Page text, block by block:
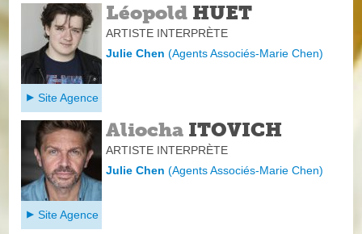
Léopold HUET
ARTISTE INTERPRÈTE
Julie Chen(Agents Associés-Marie Chen)
Site Agence
Aliocha ITOVICH
ARTISTE INTERPRÈTE
Julie Chen(Agents Associés-Marie Chen)
Site Agence